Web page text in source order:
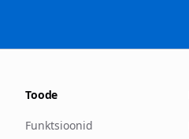
Toode
Funktsioonid